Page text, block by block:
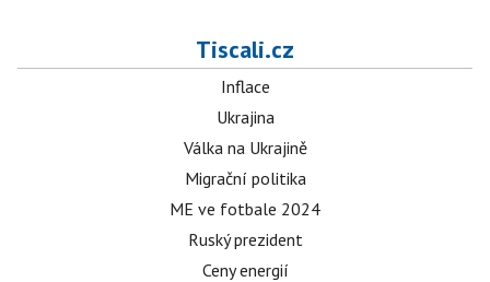
Tiscali.cz
Inflace
Ukrajina
Válka na Ukrajině
Migrační politika
ME ve fotbale 2024
Ruský prezident
Ceny energií